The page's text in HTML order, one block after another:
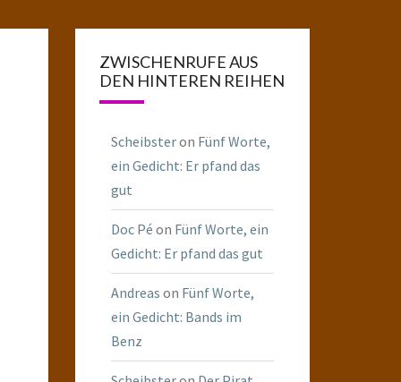
ZWISCHENRUFE AUS
DEN HINTEREN REIHEN
Scheibsteron Fünf Worte,
ein Gedicht: Er pfand das
gut
Doc Pé on Fünf Worte, ein
Gedicht: Er pfand das gut
Andreas on Fünf Worte,
ein Gedicht: Bands im
Benz